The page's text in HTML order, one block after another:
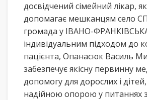
досвідчений сімейний лікар,
допомагає мешканцям село
громада у ІВАНО-
індивідуальним підходом до
пацієнта, Опанасюк Василь
забезпечує якісну первинну
допомогу для дорослих і
надійною опорою у питаннях